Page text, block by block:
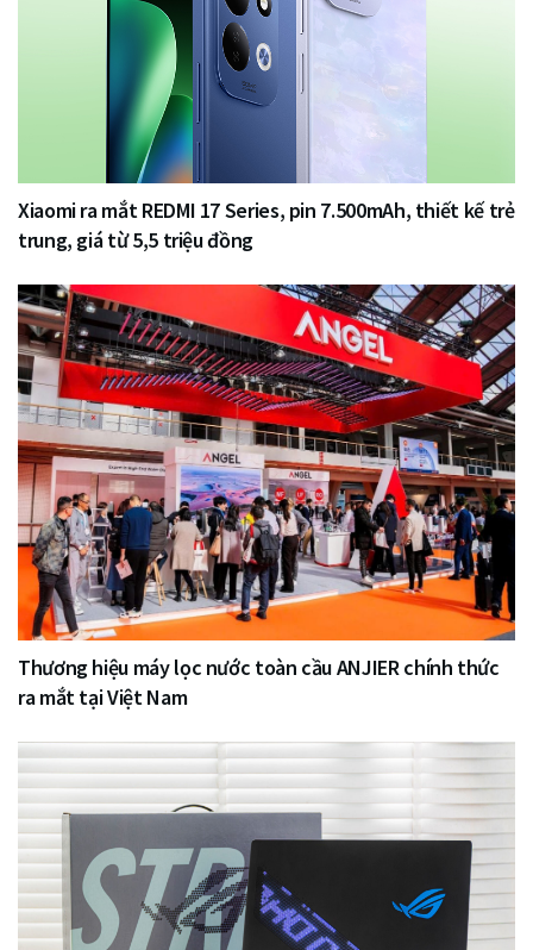
Xiaomi ra mắt REDMI 17 Series, pin 7.500mAh, thiết kế trẻ
trung, giá từ 5,5 triệu đồng
Thương hiệu máy lọc nước toàn cầu ANJIER chính thức
ra mắt tại Việt Nam